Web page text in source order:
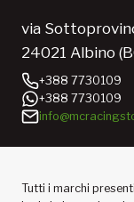
via
24021 Albino
+388 7730109
+388 7730109
Tutti i marchi